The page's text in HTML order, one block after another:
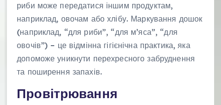
риби може передатися іншим продуктам,
наприклад, овочам або хлібу. Маркування дошок
(наприклад, “для риби”, “для м’яса”, “для
овочів”) – це відмінна гігієнічна практика, яка
допоможе уникнути перехресного забруднення
та поширення запахів.
Провітрювання